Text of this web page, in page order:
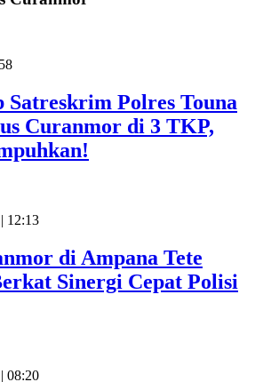
Satreskrim Polres Touna
Curanmor di 3 TKP,
12:13
di Ampana Tete
Sinergi Cepat Polisi
08:20